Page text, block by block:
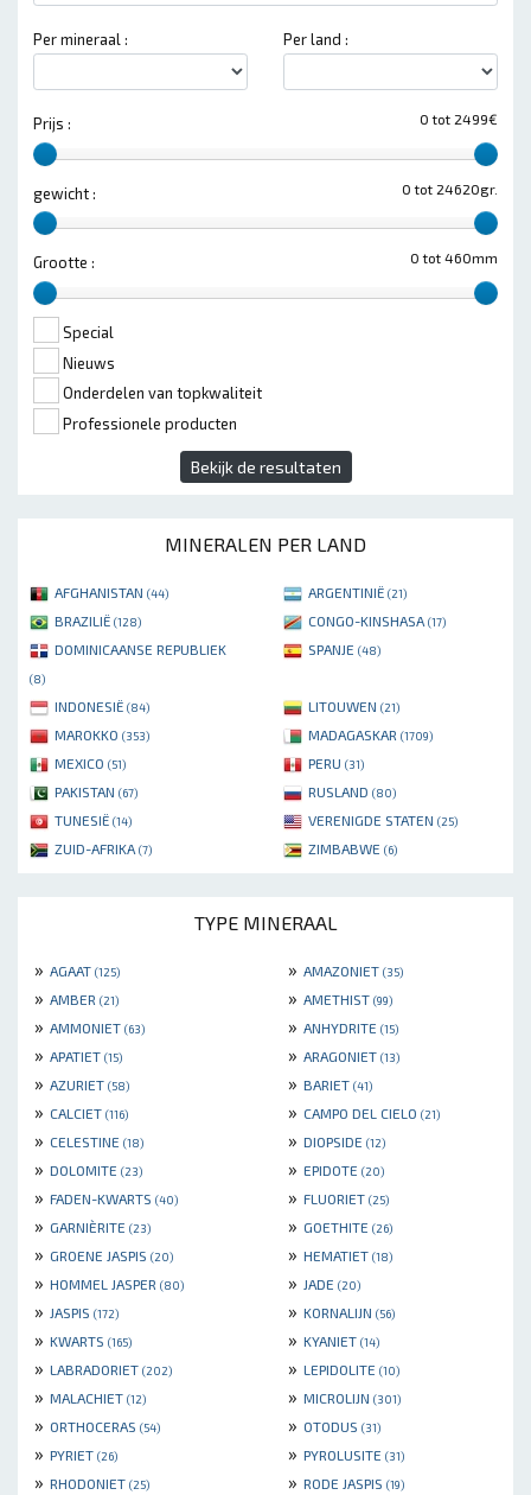
Per mineraal : Per land :
0 tot 2499€
Prijs :
0 tot 24620gr.
gewicht :
0 tot 460mm
Grootte :
Special
Nieuws
Onderdelen van topkwaliteit
Professionele producten
Bekijk de resultaten
MINERALEN PER LAND
AFGHANISTAN (44) ARGENTINIË (21)
BRAZILIË (128) CONGO-KINSHASA (17)
DOMINICAANSE REPUBLIEK
(8)
SPANJE (48)
INDONESIË (84) LITOUWEN (21)
MAROKKO (353) MADAGASKAR (1709)
MEXICO (51) PERU (31)
PAKISTAN (67) RUSLAND (80)
TUNESIË (14) VERENIGDE STATEN (25)
ZUID-AFRIKA (7) ZIMBABWE (6)
TYPE MINERAAL
» AGAAT (125) » AMAZONIET (35)
» AMBER (21) » AMETHIST (99)
» AMMONIET (63) » ANHYDRITE (15)
» APATIET (15) » ARAGONIET (13)
» AZURIET (58) » BARIET (41)
» CALCIET (116) » CAMPO DEL CIELO (21)
» CELESTINE (18) » DIOPSIDE (12)
» DOLOMITE (23) » EPIDOTE (20)
» FADEN-KWARTS (40) » FLUORIET (25)
» GARNIÈRITE (23) » GOETHITE (26)
» GROENE JASPIS (20) » HEMATIET (18)
» HOMMEL JASPER (80) » JADE (20)
» JASPIS (172) » KORNALIJN (56)
» KWARTS (165) » KYANIET (14)
» LABRADORIET (202) » LEPIDOLITE (10)
» MALACHIET (12) » MICROLIJN (301)
» ORTHOCERAS (54) » OTODUS (31)
» PYRIET (26) » PYROLUSITE (31)
» RHODONIET (25) » RODE JASPIS (19)